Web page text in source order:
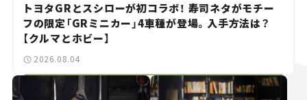
トヨタGRとスシローが初コラボ！ 寿司ネタがモチー
フの限定「GRミニカー」4車種が登場。入手方法は？
【クルマとホビー】
2026.08.04